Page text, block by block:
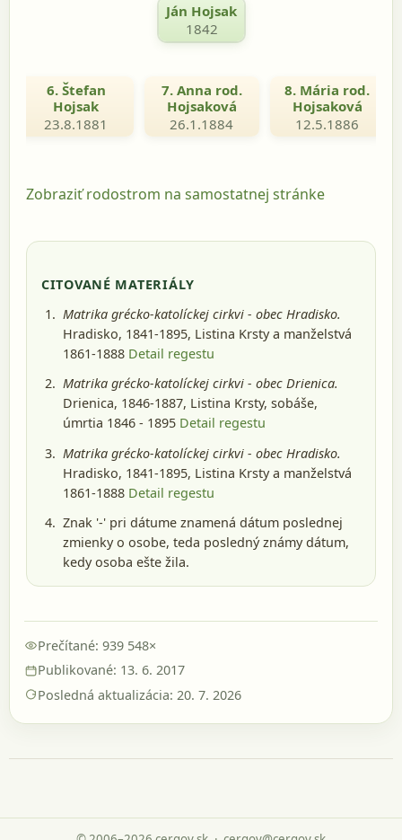
Ján Hojsak
1842
6. Štefan
Hojsak
23.8.1881
7. Anna rod.
Hojsaková
26.1.1884
8. Mária rod.
Hojsaková
12.5.1886
Zobraziť rodostrom na samostatnej stránke
CITOVANÉ MATERIÁLY
Matrika grécko-katolíckej cirkvi - obec Hradisko.
Hradisko, 1841-1895, Listina Krsty a manželstvá
1861-1888 Detail regestu
Matrika grécko-katolíckej cirkvi - obec Drienica.
Drienica, 1846-1887, Listina Krsty, sobáše,
úmrtia 1846 - 1895 Detail regestu
Matrika grécko-katolíckej cirkvi - obec Hradisko.
Hradisko, 1841-1895, Listina Krsty a manželstvá
1861-1888 Detail regestu
Znak '-' pri dátume znamená dátum poslednej
zmienky o osobe, teda posledný známy dátum,
kedy osoba ešte žila.
Prečítané: 939 548×
Publikované: 13. 6. 2017
Posledná aktualizácia: 20. 7. 2026